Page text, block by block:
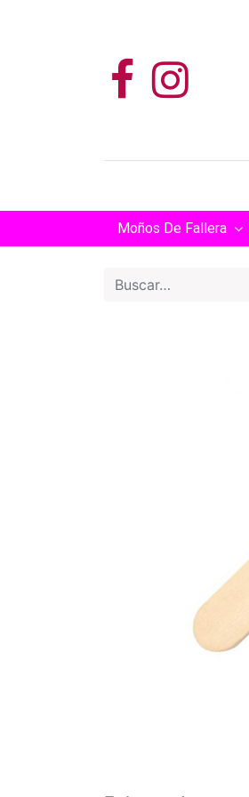
Moños De Fallera